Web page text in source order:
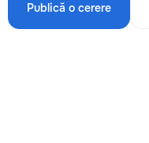
Publică o cerere